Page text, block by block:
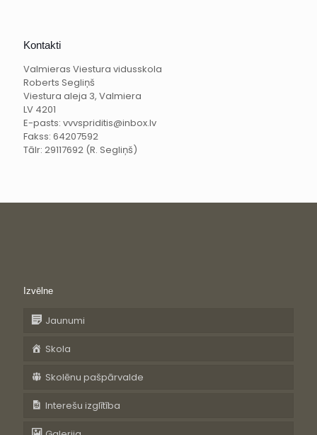
Kontakti
Valmieras Viestura vidusskola
Roberts Segliņš
Viestura aleja 3, Valmiera
LV 4201
E-pasts: vvvspriditis@inbox.lv
Fakss: 64207592
Tālr: 29117692 (R. Segliņš)
Izvēlne
Jaunumi
Skola
Skolēnu pašpārvalde
Interešu izglītība